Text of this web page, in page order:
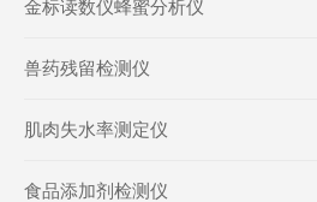
金标读数仪蜂蜜分析仪
兽药残留检测仪
肌肉失水率测定仪
食品添加剂检测仪